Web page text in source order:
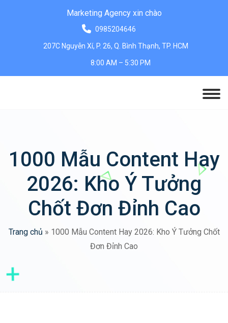
Marketing Agency xin chào
0985204646
207C Nguyễn Xí, P. 26, Q. Bình Thạnh, TP. HCM
8:00 AM – 5:30 PM
1000 Mẫu Content Hay
2026: Kho Ý Tưởng
Chốt Đơn Đỉnh Cao
Trang chủ » 1000 Mẫu Content Hay 2026: Kho Ý Tưởng Chốt
Đơn Đỉnh Cao